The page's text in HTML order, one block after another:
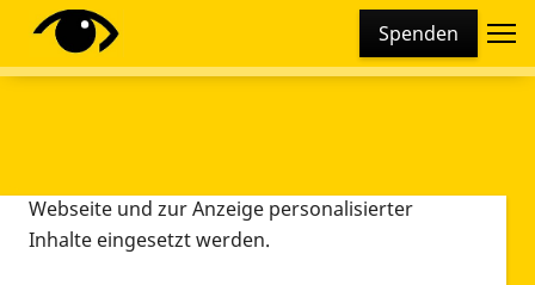
Spenden
Diese Webseite setzt verschiedene Cookies und
Tracking-Tools ein. Dies beinhaltet Cookies und
Webseite und zur Anzeige personalisierter
Inhalte eingesetzt werden.